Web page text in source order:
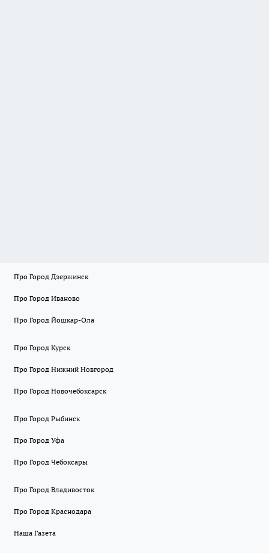
Про Город Дзержинск
Про Город Иваново
Про Город Йошкар-Ола
Про Город Курск
Про Город Нижний Новгород
Про Город Новочебоксарск
Про Город Рыбинск
Про Город Уфа
Про Город Чебоксары
Про Город Владивосток
Про Город Краснодара
Наша Газета